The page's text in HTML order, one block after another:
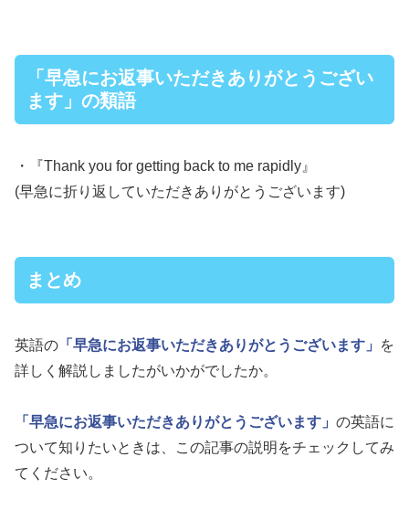
「早急にお返事いただきありがとうござい
ます」の類語
・『Thank you for getting back to me rapidly』
(早急に折り返していただきありがとうございます)
まとめ
英語の 「早急にお返事いただきありがとうございます」
を
詳しく解説しましたがいかがでしたか。
「早急にお返事いただきありがとうございます」 の英語に
ついて知りたいときは、この記事の説明をチェックしてみ
てください。